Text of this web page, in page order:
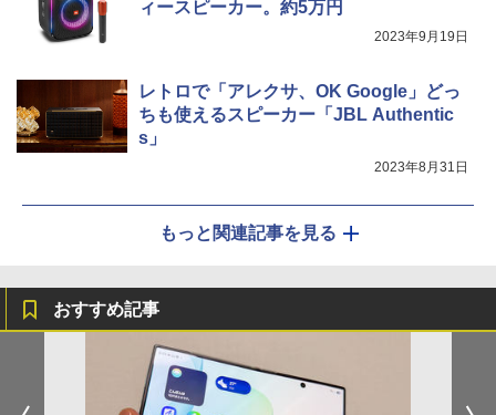
ィースピーカー。約5万円
2023年9月19日
レトロで「アレクサ、OK Google」どっ
ちも使えるスピーカー「JBL Authentic
s」
2023年8月31日
もっと関連記事を見る
おすすめ記事